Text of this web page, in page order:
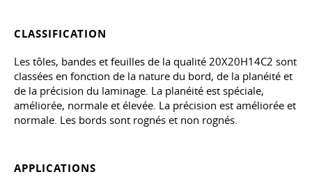
CLASSIFICATION
Les tôles, bandes et feuilles de la qualité 20X20H14C2 sont
classées en fonction de la nature du bord, de la planéité et
de la précision du laminage. La planéité est spéciale,
améliorée, normale et élevée. La précision est améliorée et
normale. Les bords sont rognés et non rognés.
APPLICATIONS